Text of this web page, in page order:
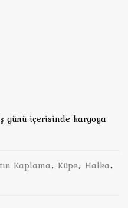
günü içerisinde kargoya
Kaplama, Küpe, Halka,